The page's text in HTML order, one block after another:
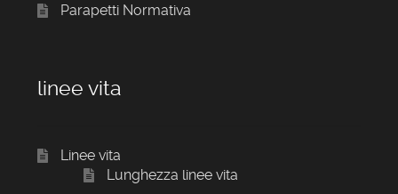
Parapetti Normativa
linee vita
Linee vita
Lunghezza linee vita